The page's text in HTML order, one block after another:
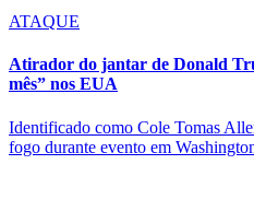
ATAQUE
Atirador do jantar de Donald
mês” nos EUA
Identificado como Cole Tomas
fogo durante evento em